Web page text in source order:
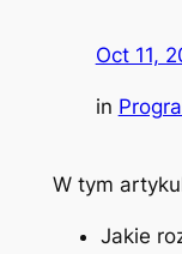
Oct 11,
in
W tym
Jakie